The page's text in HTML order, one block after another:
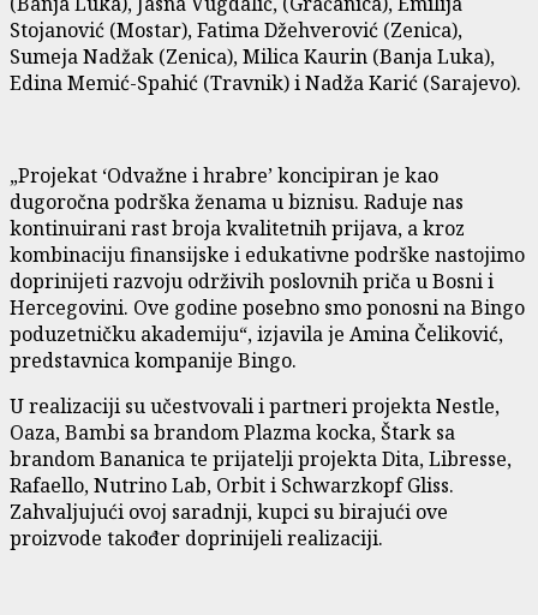
Stojanović (Mostar), Fatima Džehverović (Zenica),
Sumeja Nadžak (Zenica), Milica Kaurin (Banja Luka),
Edina Memić-Spahić (Travnik) i Nadža Karić (Sarajevo).
„Projekat ‘Odvažne i hrabre’ koncipiran je kao
dugoročna podrška ženama u biznisu. Raduje nas
kontinuirani rast broja kvalitetnih prijava, a kroz
kombinaciju finansijske i edukativne podrške nastojimo
doprinijeti razvoju održivih poslovnih priča u Bosni i
Hercegovini. Ove godine posebno smo ponosni na Bingo
poduzetničku akademiju“, izjavila je Amina Čeliković,
predstavnica kompanije Bingo.
U realizaciji su učestvovali i partneri projekta Nestle,
Oaza, Bambi sa brandom Plazma kocka, Štark sa
brandom Bananica te prijatelji projekta Dita, Libresse,
Rafaello, Nutrino Lab, Orbit i Schwarzkopf Gliss.
Zahvaljujući ovoj saradnji, kupci su birajući ove
proizvode također doprinijeli realizaciji.